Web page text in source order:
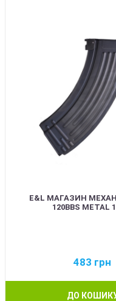
E&L МАГАЗИН
120BBS METAL
483 грн
ДО